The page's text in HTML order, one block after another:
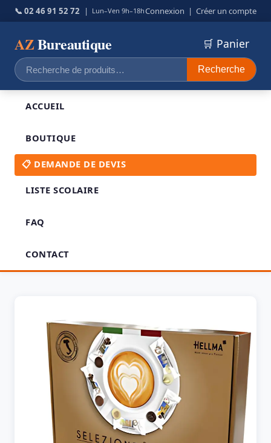
📞 02 46 91 52 72 | Lun–Ven 9h–18hConnexion | Créer un compte
AZBureautique
Recherche
pour :
Recherche
🛒 Panier
ACCUEIL
BOUTIQUE
📋 DEMANDE DE DEVIS
LISTE SCOLAIRE
FAQ
CONTACT